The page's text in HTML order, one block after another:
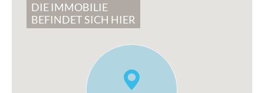
DIE IMMOBILIE
BEFINDET SICH HIER